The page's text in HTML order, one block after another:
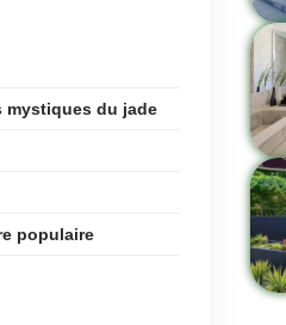
mystiques du jade
populaire